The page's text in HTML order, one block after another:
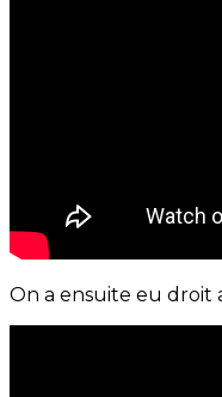
On a ensuite eu droit